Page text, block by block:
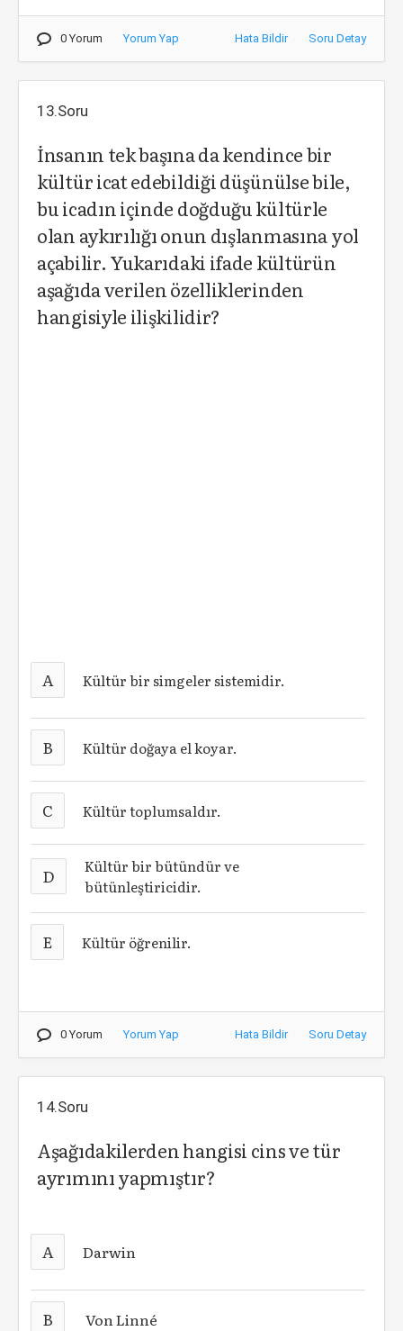
0 Yorum Yorum Yap Hata Bildir Soru Detay
13.Soru
İnsanın tek başına da kendince bir
kültür icat edebildiği düşünülse bile,
bu icadın içinde doğduğu kültürle
olan aykırılığı onun dışlanmasına yol
açabilir. Yukarıdaki ifade kültürün
aşağıda verilen özelliklerinden
hangisiyle ilişkilidir?
A Kültür bir simgeler sistemidir.
B Kültür doğaya el koyar.
C Kültür toplumsaldır.
D
Kültür bir bütündür ve
bütünleştiricidir.
E Kültür öğrenilir.
0 Yorum Yorum Yap Hata Bildir Soru Detay
14.Soru
Aşağıdakilerden hangisi cins ve tür
ayrımını yapmıştır?
A Darwin
B Von Linné